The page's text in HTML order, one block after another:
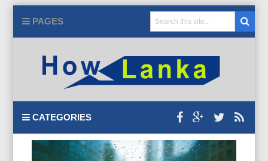
PAGES
CATEGORIES